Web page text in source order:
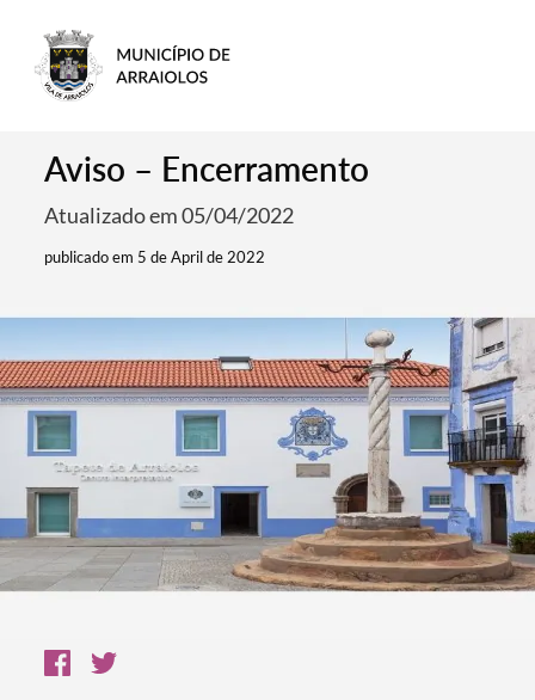
Aviso – Encerramento
Atualizado em 05/04/2022
publicado em 5 de April de 2022